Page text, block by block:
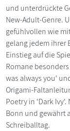
und unterdrückte
New-Adult-Genre.
gefühlvollen wie
gelang jedem ihrer
Einstieg auf die
Romane
was always you'
Origami-
Poetry in 'Dark
Bonn und gewährt
Schreiballtag.